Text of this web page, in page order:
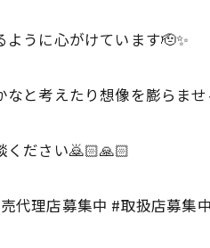
うに心がけています🫡✨
と考えたり想像を膨らま
ださい🙇🏻🙏🏻
代理店募集中 #取扱店募集中